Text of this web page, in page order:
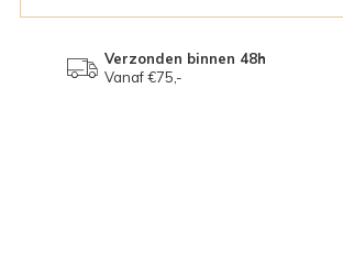
Verzonden binnen 48h
Vanaf €75,-